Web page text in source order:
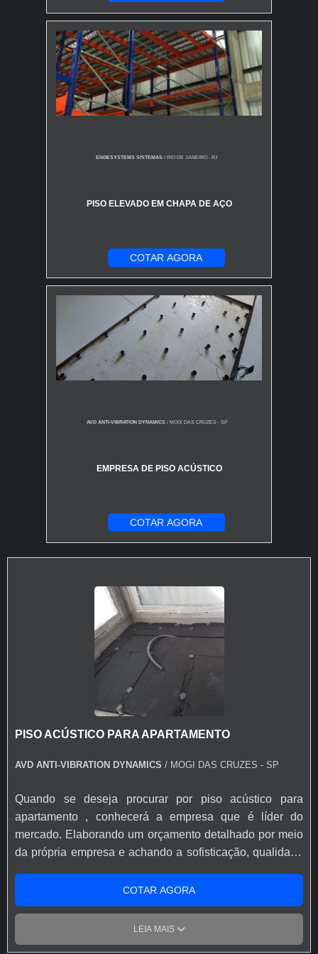
ENGESYSTEMS SISTEMAS / RIO DE JANEIRO - RJ
PISO ELEVADO EM CHAPA DE AÇO
COTAR AGORA
AVD ANTI-VIBRATION DYNAMICS/ MOGI DAS CRUZES - SP
EMPRESA DE PISO ACÚSTICO
COTAR AGORA
PISO ACÚSTICO PARA APARTAMENTO
AVD ANTI-VIBRATION DYNAMICS / MOGI DAS CRUZES - SP
Quando se deseja procurar por piso acústico para
apartamento , conhecerá a empresa que é líder do
mercado. Elaborando um orçamento detalhado por meio
da própria empresa e achando a sofisticação, qualidade
acústico para apartamento , com a equipe da AVD
Solution obterá ótima qualidade com produtos
elaborados com projeto de engenharia e especificação,
fabricados com alta qualidade. DETALHES SOBRE
COTAR AGORA
LEIA MAIS